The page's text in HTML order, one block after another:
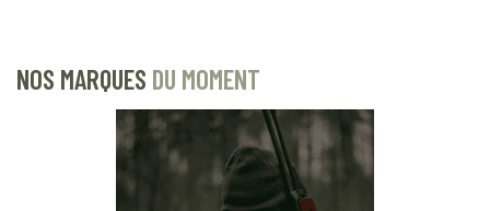
NOS MARQUES DU MOMENT